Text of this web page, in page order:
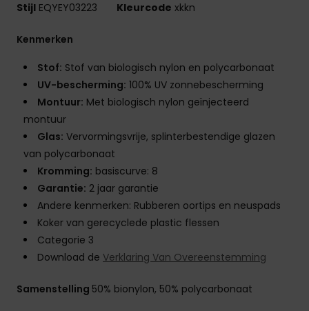
Stijl EQYEY03223 Kleurcode xkkn
Kenmerken
Stof: Stof van biologisch nylon en polycarbonaat
UV-bescherming: 100% UV zonnebescherming
Montuur: Met biologisch nylon geïnjecteerd
montuur
Glas: Vervormingsvrije, splinterbestendige glazen
van polycarbonaat
Kromming: basiscurve: 8
Garantie: 2 jaar garantie
Andere kenmerken: Rubberen oortips en neuspads
Koker van gerecyclede plastic flessen
Categorie 3
Download de Verklaring Van Overeenstemming
Samenstelling 50% bionylon, 50% polycarbonaat